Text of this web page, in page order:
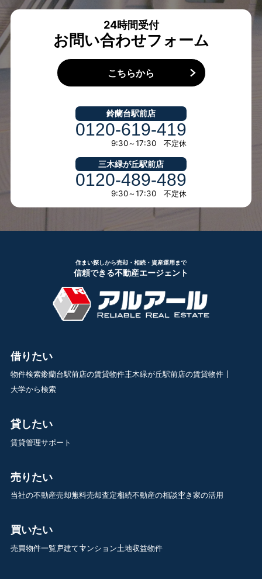
24時間受付
お問い合わせフォーム
こちらから
鈴蘭台駅前店
0120-619-419
9:30～17:30 不定休
三木緑が丘駅前店
0120-489-489
9:30～17:30 不定休
住まい探しから売却・相続・資産運用まで
信頼できる不動産エージェント
借りたい
物件検索鈴蘭台駅前店の賃貸物件三木緑が丘駅前店の賃貸物件
大学から検索
貸したい
賃貸管理サポート
売りたい
当社の不動産売却無料売却査定相続不動産の相談空き家の活用
買いたい
売買物件一覧戸建てマンション土地収益物件